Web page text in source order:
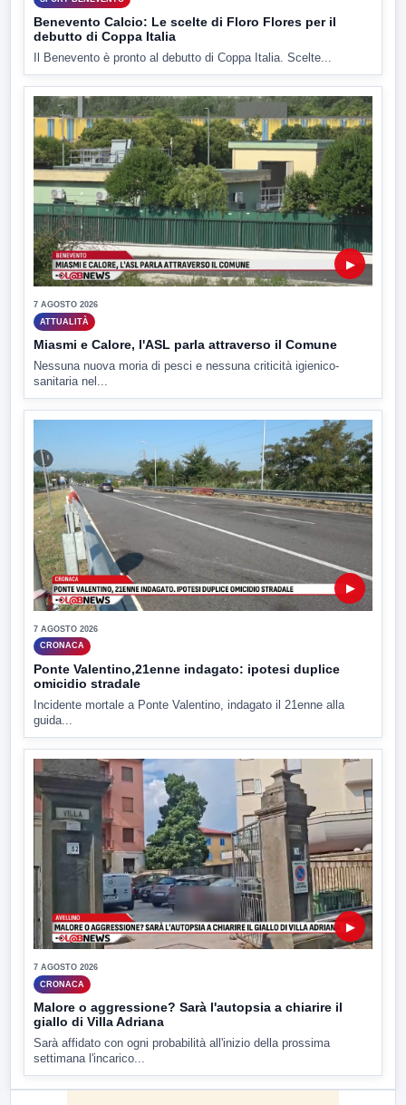
Benevento Calcio: Le scelte di Floro Flores per il
debutto di Coppa Italia
Il Benevento è pronto al debutto di Coppa Italia. Scelte...
▶
7 AGOSTO 2026
ATTUALITÀ
Miasmi e Calore, l'ASL parla attraverso il Comune
Nessuna nuova moria di pesci e nessuna criticità igienico-
sanitaria nel...
▶
7 AGOSTO 2026
CRONACA
Ponte Valentino,21enne indagato: ipotesi duplice
omicidio stradale
Incidente mortale a Ponte Valentino, indagato il 21enne alla
guida...
▶
7 AGOSTO 2026
CRONACA
Malore o aggressione? Sarà l'autopsia a chiarire il
giallo di Villa Adriana
Sarà affidato con ogni probabilità all'inizio della prossima
settimana l'incarico...